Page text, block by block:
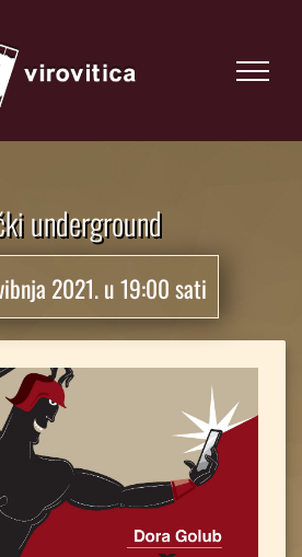
underground
2021. u 19:00 sati